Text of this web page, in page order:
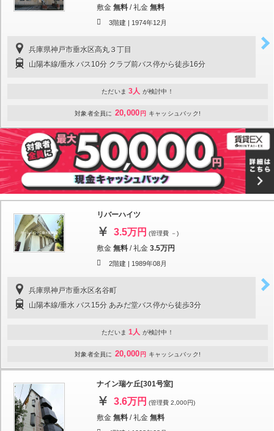
敷金 無料 /礼金 無料
3階建 | 1974年12月
兵庫県神戸市垂水区高丸３丁目
山陽本線/垂水 バス10分 クラブ前バス停から徒歩16分
ただいま 3人 が検討中！
対象者全員に 20,000 円 キャッシュバック!
リバーハイツ
3.5万円 (管理費 －)
敷金 無料 /礼金 3.5万円
2階建 | 1989年08月
兵庫県神戸市垂水区名谷町
山陽本線/垂水 バス15分 あみだ堂バス停から徒歩3分
ただいま 1人 が検討中！
対象者全員に 20,000 円 キャッシュバック!
ナイン瑞ケ丘[301号室]
3.6万円 (管理費 2,000円)
敷金 無料 /礼金 無料